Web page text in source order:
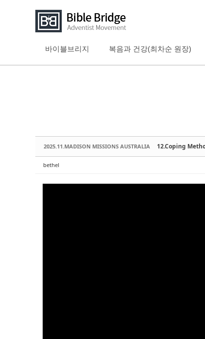
바이블브리지 복음과 건강(최차순 원장)
2025.11.MADISON MISSIONS AUSTRALIA 12.Coping
bethel